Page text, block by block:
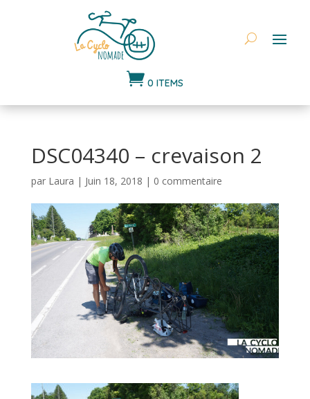
 0 ITEMS
DSC04340 – crevaison 2
par Laura | Juin 18, 2018 | 0 commentaire